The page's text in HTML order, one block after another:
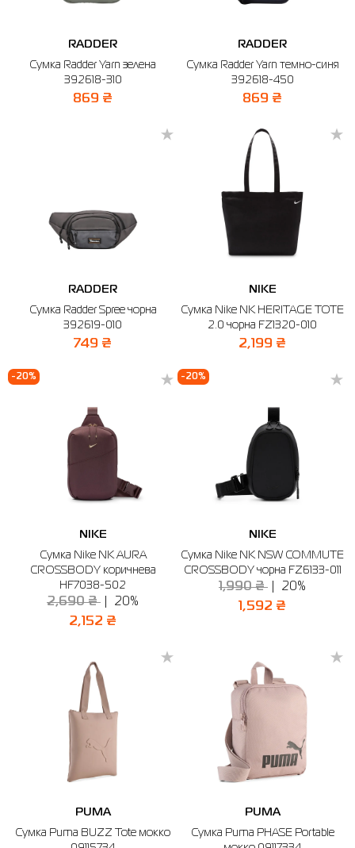
RADDER
Сумка Radder Yarn зелена
392618-310
869 ₴
RADDER
Сумка Radder Yarn темно-синя
392618-450
869 ₴
RADDER
Сумка Radder Spree чорна
392619-010
749 ₴
NIKE
Сумка Nike NK HERITAGE TOTE
2.0 чорна FZ1320-010
2,199 ₴
-20%
NIKE
Сумка Nike NK AURA
CROSSBODY коричнева
HF7038-502
2,690 ₴ 20%
2,152 ₴
-20%
NIKE
Сумка Nike NK NSW COMMUTE
CROSSBODY чорна FZ6133-011
1,990 ₴ 20%
1,592 ₴
PUMA
Сумка Puma BUZZ Tote мокко
PUMA
Сумка Puma PHASE Portable